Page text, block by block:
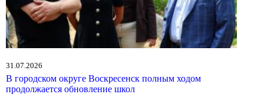
31.07.2026
В городском округе Воскресенск полным ходом
продолжается обновление школ